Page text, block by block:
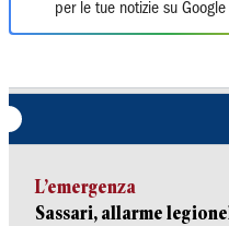
per le tue notizie su Google
L’emergenza
Sassari, allarme